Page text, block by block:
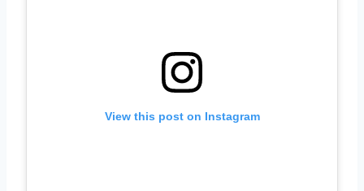
View this post on Instagram